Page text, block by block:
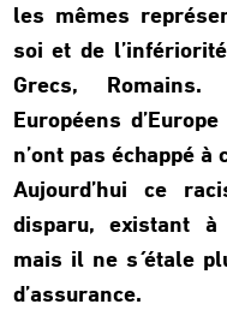
les mêmes
soi et de
Grecs,
Européens
n’ont pas échappé
Aujourd’hui ce
disparu, existant
mais il ne s´étale
d’assurance.